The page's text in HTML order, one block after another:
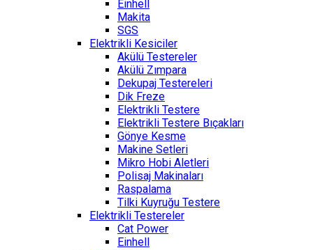
Einhell
Makita
SGS
Elektrikli Kesiciler
Akülü Testereler
Akülü Zımpara
Dekupaj Testereleri
Dik Freze
Elektrikli Testere
Elektrikli Testere Bıçakları
Gönye Kesme
Makine Setleri
Mikro Hobi Aletleri
Polisaj Makinaları
Raspalama
Tilki Kuyruğu Testere
Elektrikli Testereler
Cat Power
Einhell